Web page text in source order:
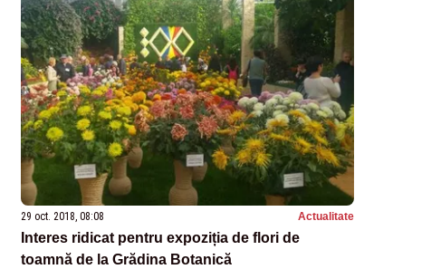
29 oct. 2018, 08:08 Actualitate
Interes ridicat pentru expoziția de flori de
toamnă de la Grădina Botanică